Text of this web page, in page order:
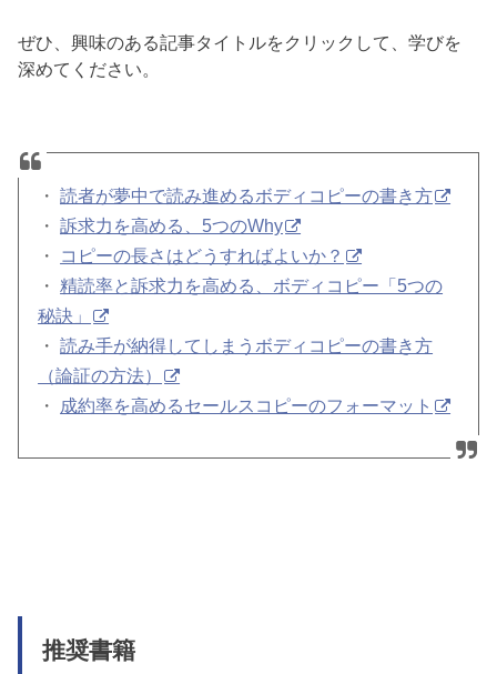
ぜひ、興味のある記事タイトルをクリックして、学びを
深めてください。
・読者が夢中で読み進めるボディコピーの書き方
・訴求力を高める、5つのWhy
・
コピーの長さはどうすればよいか？
・精読率と訴求力を高める、ボディコピー「5つの
秘訣」
・読み手が納得してしまうボディコピーの書き方
（論証の方法）
・
成約率を高めるセールスコピーのフォーマット
推奨書籍